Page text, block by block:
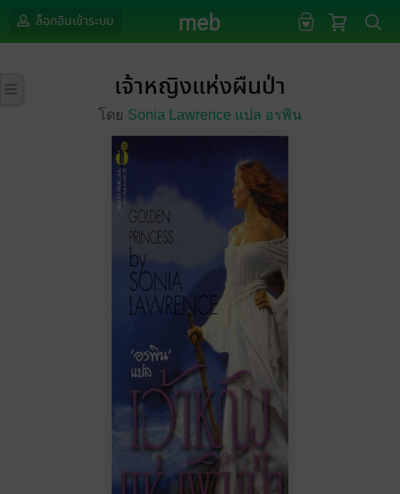
ล็อกอินเข้าระบบ
เจ้าหญิงแห่งผืนป่า
โดย Sonia Lawrence แปล อรพิน